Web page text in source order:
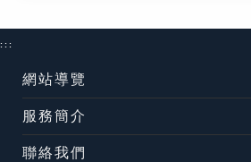
:::
網站導覽
服務簡介
聯絡我們